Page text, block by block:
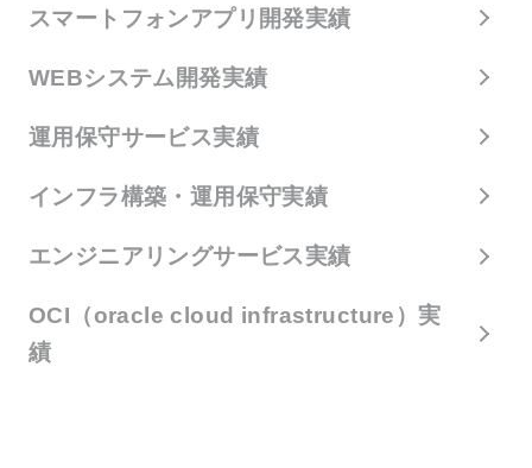
スマートフォンアプリ開発実績
WEBシステム開発実績
運用保守サービス実績
インフラ構築・運用保守実績
エンジニアリングサービス実績
OCI（oracle cloud infrastructure）実
績